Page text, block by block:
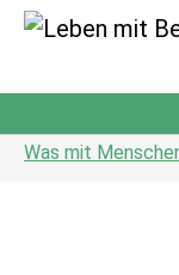
Skip to main content
You are here:
Was mit